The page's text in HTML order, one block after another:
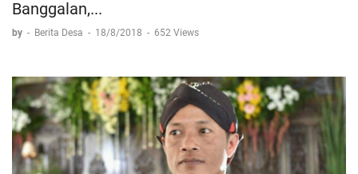
Banggalan,...
by - Berita Desa - 18/8/2018 - 652 Views